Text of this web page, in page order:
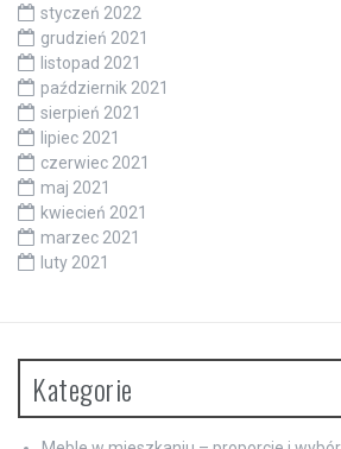
styczeń 2022
grudzień 2021
listopad 2021
październik 2021
sierpień 2021
lipiec 2021
czerwiec 2021
maj 2021
kwiecień 2021
marzec 2021
luty 2021
Kategorie